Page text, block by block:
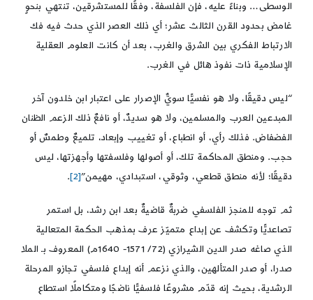
الوسطى… وبناءً عليه، فإن الفلسفة، وفقًا للمستشرقين، تنتهي بنحوٍ
غامض بحدود القرن الثالث عشر؛ أي ذلك العصر الذي حدث فيه فك
الارتباط الفكري بين الشرق والغرب، بعد أن كانت العلوم العقلية
الإسلامية ذات نفوذ هائل في الغرب.
“ليس دقيقًا، ولا هو نفسيًّا سويٌّ الإصرار على اعتبار ابن خلدون آخر
المبدعين العرب والمسلمين، ولا هو سديدٌ، أو نافعٌ ذلك الزعم الظنان
الفضفاض. فذلك رأي، أو انطباع، أو تغييب وإبعاد، تلميعٌ وطمسٌ أو
حجب. ومنطق المحاكمة تلك، أو أصولها وفلسفتها وأجهزتها، ليس
دقيقًا؛ لأنه منطق قطعي، وثوقي، استبدادي، مهيمن”[2]
.
ثم توجه للمنجز الفلسفي ضربةٌ قاضيةٌ بعد ابن رشد، بل استمر
تصاعديًّا وتكشف عن إبداع متميّز عرف بمذهب الحكمة المتعالية
الذي صاغه صدر الدين الشيرازي (72/ 1571- 1640م) المعروف بـ الملا
صدرا، أو صدر المتألهين، والذي نزعم أنه إبداع فلسفي تجازو المرحلة
الرشدية، بحيث إنه قدّم مشروعًا فلسفيًّا ناضجًا ومتكاملًا استطاع